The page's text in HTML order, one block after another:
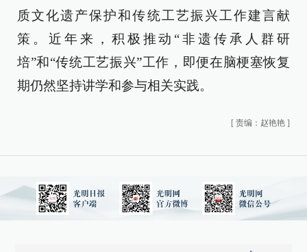
质文化遗产保护和传统工艺振兴工作建言献
策。近年来，积极推动“非遗传承人群研
培”和“传统工艺振兴”工作，即便在脑梗塞恢复
期仍然坚持讲学和参与相关实践。
[ 责编：赵艳艳 ]